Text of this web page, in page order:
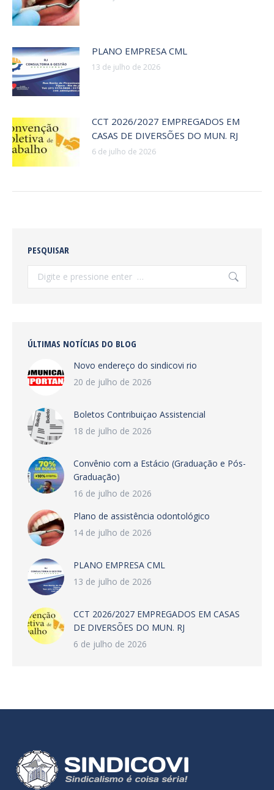
PLANO EMPRESA CML
13 de julho de 2026
CCT 2026/2027 EMPREGADOS EM
CASAS DE DIVERSÕES DO MUN. RJ
6 de julho de 2026
PESQUISAR
Search:
ÚLTIMAS NOTÍCIAS DO BLOG
Novo endereço do sindicovi rio
20 de julho de 2026
Boletos Contribuiçao Assistencial
18 de julho de 2026
Convênio com a Estácio (Graduação e Pós-
Graduação)
16 de julho de 2026
Plano de assistência odontológico
14 de julho de 2026
PLANO EMPRESA CML
13 de julho de 2026
CCT 2026/2027 EMPREGADOS EM CASAS
DE DIVERSÕES DO MUN. RJ
6 de julho de 2026